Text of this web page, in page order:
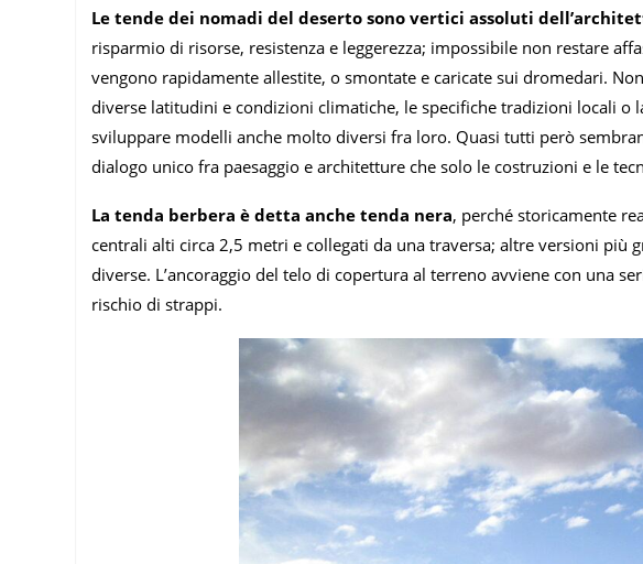
Le tende dei nomadi del deserto sono vertici assoluti
risparmio di risorse, resistenza e leggerezza; impossibile non restare
vengono rapidamente allestite, o smontate e caricate sui dromedari.
diverse latitudini e condizioni climatiche, le specifiche tradizioni locali
sviluppare modelli anche molto diversi fra loro. Quasi tutti però
dialogo unico fra paesaggio e architetture che solo le costruzioni e le
La tenda berbera è detta anche tenda nera, perché storicamente
centrali alti circa 2,5 metri e collegati da una traversa; altre versioni più
diverse. L’ancoraggio del telo di copertura al terreno avviene con una
rischio di strappi.